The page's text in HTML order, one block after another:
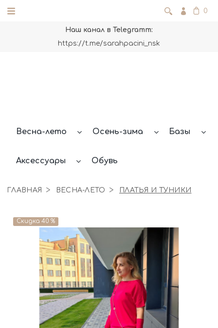
0
Наш канал в Telegramm:
https://t.me/sarahpacini_nsk
Весна-лето Осень-зима Базы
Аксессуары Обувь
ГЛАВНАЯ ВЕСНА-ЛЕТО ПЛАТЬЯ И ТУНИКИ
Скидка 40 %